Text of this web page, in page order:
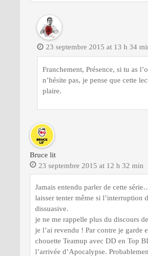
23 septembre 2015 at 13 h 34
Franchement, Présence, si tu as
n’hésite pas, je pense que cette
plaire.
Bruce lit
23 septembre 2015 at 12 h 32 min
Jamais entendu parler de cette
laisser tenter même si l’interruption
dissuasive.
je ne me rappelle plus du discours
je l’ai revendu ! Par contre je garde
chouette Teamup avec DD en Top
l’arrivée d’Apocalypse.